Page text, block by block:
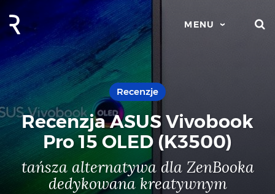
MENU
Recenzje
Recenzja ASUS Vivobook
Pro 15 OLED (K3500)
tańsza alternatywa dla ZenBooka
dedykowana kreatywnym